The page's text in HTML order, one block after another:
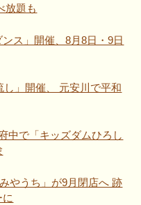
放題も
ス」開催、8月8日・9日
」開催、 元安川で平和
中で「キッズダムひろし
やうち」が9月閉店へ 跡